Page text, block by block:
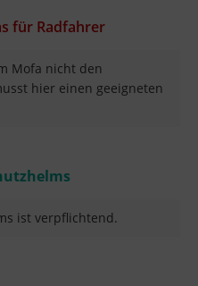
für Radfahrer
Mofa nicht den
hier einen geeigneten
ist verpflichtend.